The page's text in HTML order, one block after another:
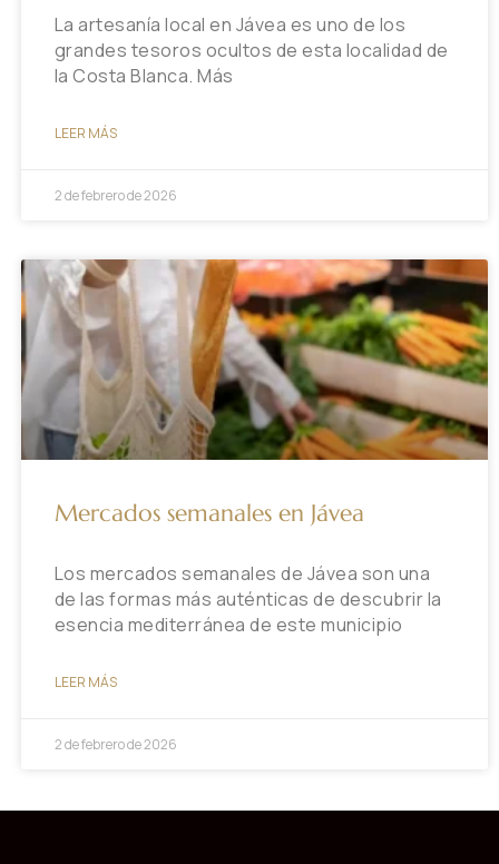
La artesanía local en Jávea es uno de los
grandes tesoros ocultos de esta localidad de
la Costa Blanca. Más
LEER MÁS
2 de febrero de 2026
Mercados semanales en Jávea
Los mercados semanales de Jávea son una
de las formas más auténticas de descubrir la
esencia mediterránea de este municipio
LEER MÁS
2 de febrero de 2026